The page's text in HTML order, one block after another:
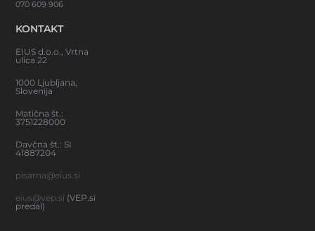
070 609 906
KONTAKT
EIUS d.o.o., Vrtna
ulica 22
1000 Ljubljana,
Slovenija
Matična št.:
3751228000
Davčna št.: SI
41887204
pisarna@eius.si
eius@vep.si (VEP.si
predal)